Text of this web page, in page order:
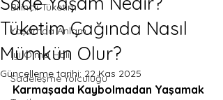
Bilinçli Tüketim
Yaşamda Anlam
İyi Olma Hali
Sadeleşme Yolculuğu
Tüketim Çağında Nasıl
Mümkün Olur?
Güncelleme tarihi: 22 Kas 2025
Karmaşada Kaybolmadan Yaşamak